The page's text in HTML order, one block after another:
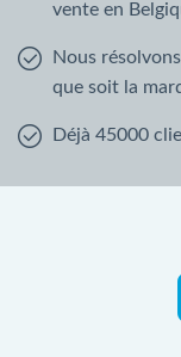
vente en
Nous
que soit la
Déjà 45000